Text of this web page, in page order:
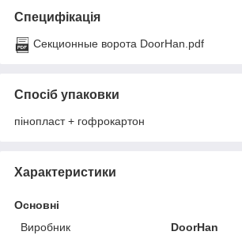
Специфікація
Секционные ворота DoorHan.pdf
Спосіб упаковки
пінопласт + гофрокартон
Характеристики
Основні
Виробник
DoorHan